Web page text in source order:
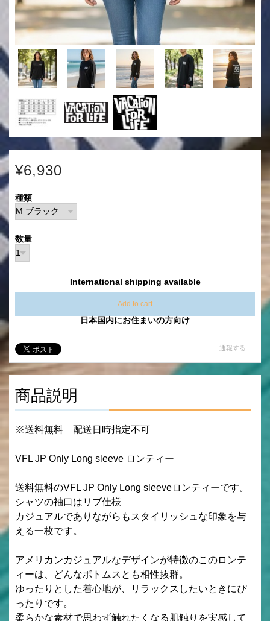
¥6,930
種類
数量
International shipping available
Add to cart
日本国内にお住まいの方向け
通報する
商品説明
※送料無料 配送日時指定不可
VFL JP Only Long sleeve ロンティー
送料無料のVFL JP Only Long sleeveロンティーです。
シャツの袖口はリブ仕様
カジュアルでありながらもスタイリッシュな印象を与
える一枚です。
アメリカンカジュアルなデザインが特徴のこのロンテ
ィーは、どんなボトムスとも相性抜群。
ゆったりとした着心地が、リラックスしたいときにぴ
ったりです。
柔らかな素材で思わず触れたくなる肌触りを実感して